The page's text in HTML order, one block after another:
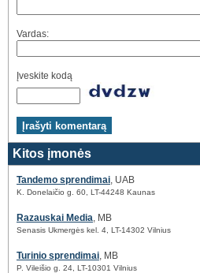
Vardas:
Įveskite kodą
Kitos įmonės
Tandemo sprendimai, UAB
K. Donelaičio g. 60, LT-44248 Kaunas
Razauskai Media, MB
Senasis Ukmergės kel. 4, LT-14302 Vilnius
Turinio sprendimai, MB
P. Vileišio g. 24, LT-10301 Vilnius